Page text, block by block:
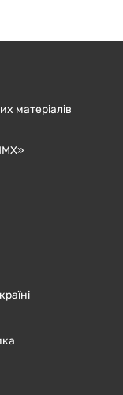
матеріалів